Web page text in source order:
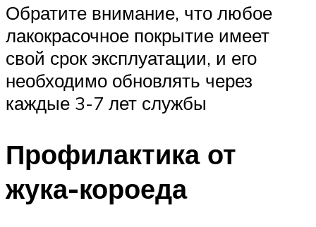
Обратите внимание, что любое
лакокрасочное покрытие имеет
свой срок эксплуатации, и его
необходимо обновлять через
каждые 3-7 лет службы
Профилактика от
жука-короеда